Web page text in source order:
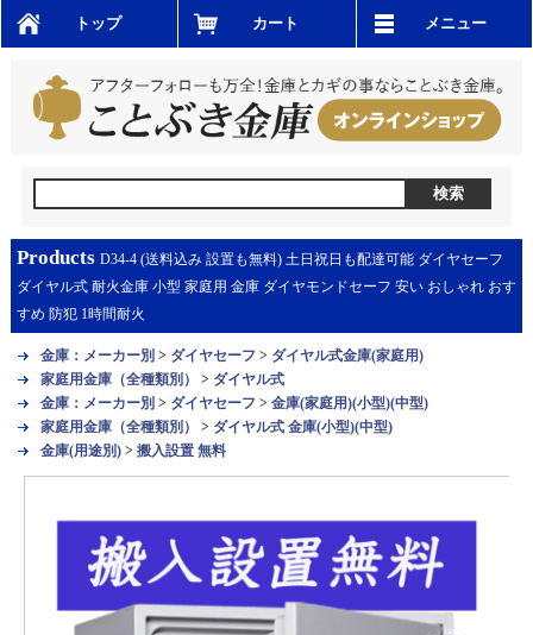
トップ カート メニュー
Products D34-4 (送料込み 設置も無料) 土日祝日も配達可能 ダイヤセーフ
ダイヤル式 耐火金庫 小型 家庭用 金庫 ダイヤモンドセーフ 安い おしゃれ おす
すめ 防犯 1時間耐火
金庫：メーカー別 > ダイヤセーフ > ダイヤル式金庫(家庭用)
家庭用金庫（全種類別）
> ダイヤル式
金庫：メーカー別 > ダイヤセーフ > 金庫(家庭用)(小型)(中型)
家庭用金庫（全種類別）
> ダイヤル式 金庫(小型)(中型)
金庫(用途別)> 搬入設置 無料